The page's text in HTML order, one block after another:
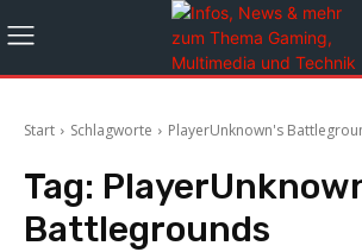
Start Schlagworte PlayerUnknown's
Tag:
Battlegrounds